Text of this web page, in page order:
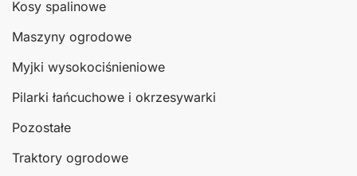
Kosy spalinowe
Maszyny ogrodowe
Myjki wysokociśnieniowe
Pilarki łańcuchowe i okrzesywarki
Pozostałe
Traktory ogrodowe